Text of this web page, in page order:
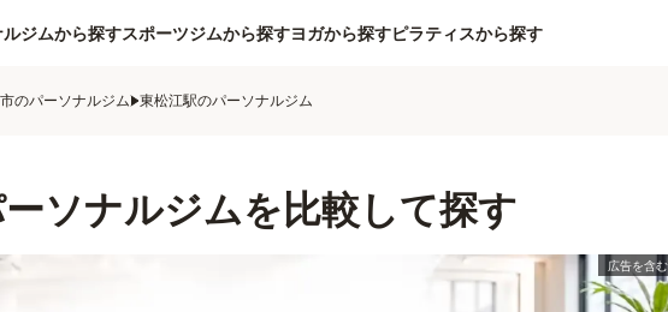
ジムから探すスポーツジムから探すヨガから探すピラティスから探す
のパーソナルジム 東松江駅のパーソナルジム
ソナルジムを比較して探す